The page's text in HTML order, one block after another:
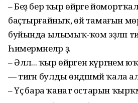
– Беҙ бер ҡыр өйрәге
баҫтырғайныҡ, өй тамағын
буйында ылымыҡ-ҡом эҙләп
Һимермәнеләр ҙә.
– Әллә... ҡыр өйрәген күргәнем
— тигән булды өндәшмәй ҡала
– Үҫә бара ҡанат остарын